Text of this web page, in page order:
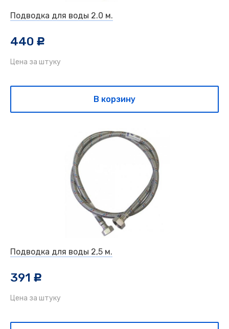
Подводка для воды 2.0 м.
440 c
Цена за штуку
В корзину
Подводка для воды 2,5 м.
391 c
Цена за штуку